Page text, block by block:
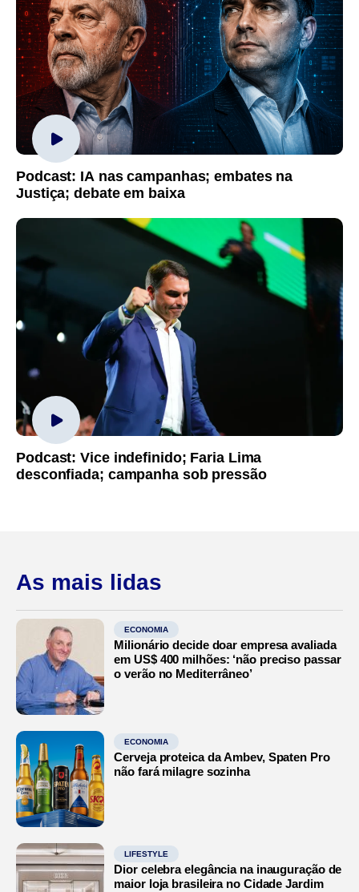
Podcast: IA nas campanhas; embates na
Justiça; debate em baixa
Podcast: Vice indefinido; Faria Lima
desconfiada; campanha sob pressão
As mais lidas
ECONOMIA
Milionário decide doar empresa avaliada
em US$ 400 milhões: ‘não preciso passar
o verão no Mediterrâneo’
ECONOMIA
Cerveja proteica da Ambev, Spaten Pro
não fará milagre sozinha
LIFESTYLE
Dior celebra elegância na inauguração de
maior loja brasileira no Cidade Jardim